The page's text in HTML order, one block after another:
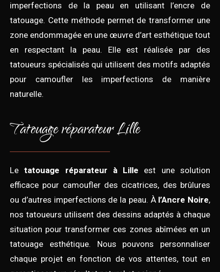
imperfections de la peau en utilisant l’encre de
tatouage. Cette méthode permet de transformer une
zone endommagée en une œuvre d’art esthétique tout
en respectant la peau. Elle est réalisée par des
tatoueurs spécialisés qui utilisent des motifs adaptés
pour camoufler les imperfections de manière
naturelle.
Tatouage réparateur Lille
Letatouage réparateur à Lille est une solution
efficace pour camoufler des cicatrices, des brûlures
ou d’autres imperfections de la peau. À l’Ancre Noire,
nos tatoueurs utilisent des dessins adaptés à chaque
situation pour transformer ces zones abîmées en un
tatouage esthétique. Nous pouvons personnaliser
chaque projet en fonction de vos attentes, tout en